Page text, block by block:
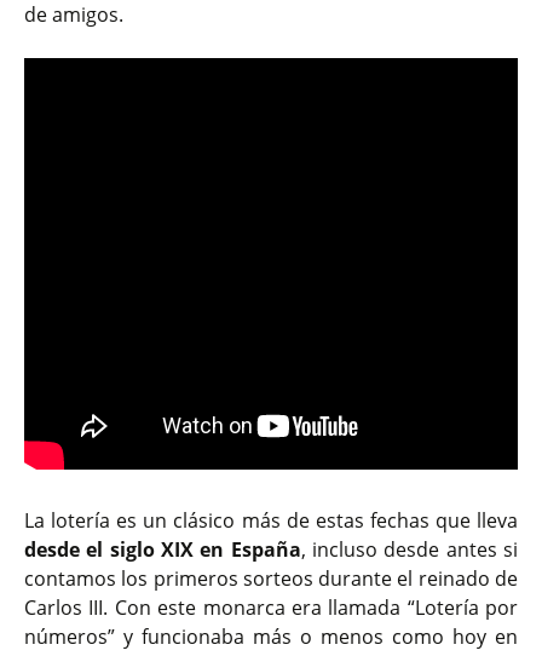
de amigos.
La lotería es un clásico más de estas fechas que lleva
desde el siglo XIX en España, incluso desde antes si
contamos los primeros sorteos durante el reinado de
Carlos III. Con este monarca era llamada “Lotería por
números” y funcionaba más o menos como hoy en